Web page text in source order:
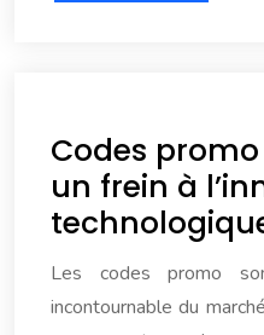
Codes
un frein à
Les codes promo
incontournable du